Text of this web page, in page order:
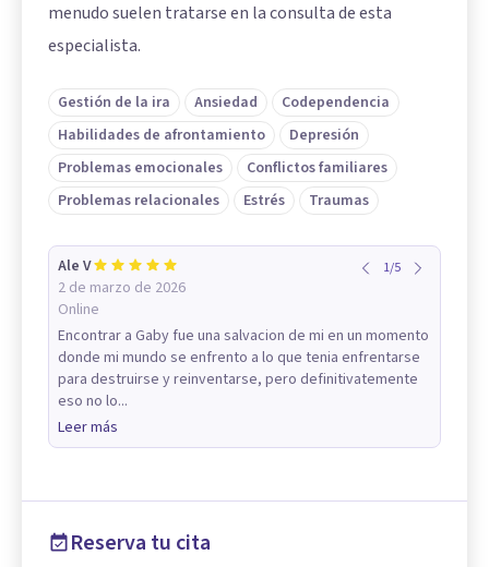
menudo suelen tratarse en la consulta de esta
especialista.
Gestión de la ira Ansiedad
Codependencia
Habilidades de afrontamiento
Depresión
Problemas emocionales
Conflictos familiares
Problemas relacionales
Estrés Traumas
Ale V
2 de marzo de 2026
Online
1/5
Encontrar a Gaby fue una salvacion de mi en un momento
donde mi mundo se enfrento a lo que tenia enfrentarse
para destruirse y reinventarse, pero definitivatemente
eso no lo...
Leer más
Reserva tu cita